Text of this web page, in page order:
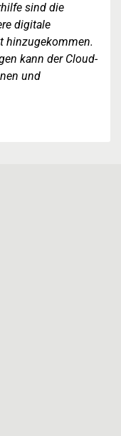
sind die
digitale
hinzugekommen.
kann der Cloud-
und